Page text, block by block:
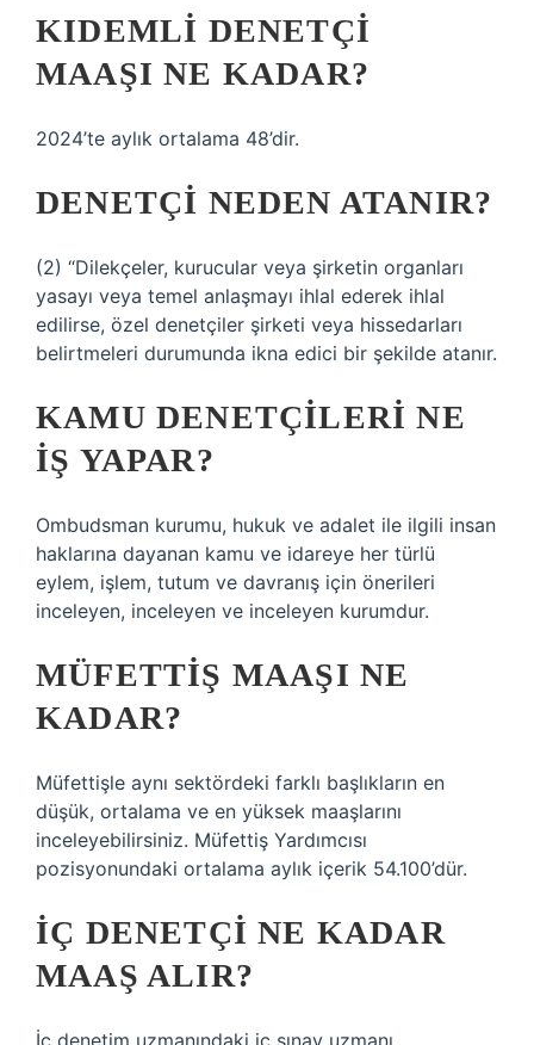
KIDEMLI DENETÇI
MAAŞI NE KADAR?
2024’te aylık ortalama 48’dir.
DENETÇI NEDEN ATANIR?
(2) “Dilekçeler, kurucular veya şirketin organları
yasayı veya temel anlaşmayı ihlal ederek ihlal
edilirse, özel denetçiler şirketi veya hissedarları
belirtmeleri durumunda ikna edici bir şekilde atanır.
KAMU DENETÇILERI NE
IŞ YAPAR?
Ombudsman kurumu, hukuk ve adalet ile ilgili insan
haklarına dayanan kamu ve idareye her türlü
eylem, işlem, tutum ve davranış için önerileri
inceleyen, inceleyen ve inceleyen kurumdur.
MÜFETTIŞ MAAŞI NE
KADAR?
Müfettişle aynı sektördeki farklı başlıkların en
düşük, ortalama ve en yüksek maaşlarını
inceleyebilirsiniz. Müfettiş Yardımcısı
pozisyonundaki ortalama aylık içerik 54.100’dür.
İÇ DENETÇI NE KADAR
MAAŞ ALIR?
İç denetim uzmanındaki iç sınav uzmanı